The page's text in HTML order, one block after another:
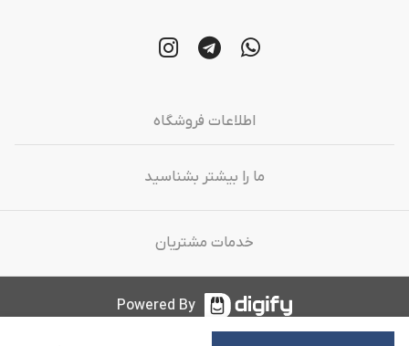
اطلاعات فروشگاه
ما را بیشتر بشناسید
خدمات مشتریان
Powered By